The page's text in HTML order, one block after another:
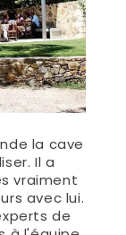
la cave
Il a
vraiment
avec lui.
de